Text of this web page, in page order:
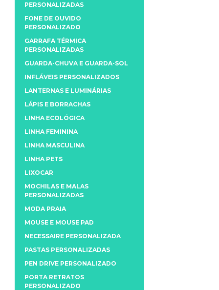
PERSONALIZADAS
FONE DE OUVIDO
PERSONALIZADO
GARRAFA TÉRMICA
PERSONALIZADAS
GUARDA-CHUVA E GUARDA-SOL
INFLÁVEIS PERSONALIZADOS
LANTERNAS E LUMINÁRIAS
LÁPIS E BORRACHAS
LINHA ECOLÓGICA
LINHA FEMININA
LINHA MASCULINA
LINHA PETS
LIXOCAR
MOCHILAS E MALAS
PERSONALIZADAS
MODA PRAIA
MOUSE E MOUSE PAD
NECESSAIRE PERSONALIZADA
PASTAS PERSONALIZADAS
PEN DRIVE PERSONALIZADO
PORTA RETRATOS
PERSONALIZADO